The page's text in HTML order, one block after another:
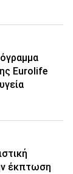
Eurolife
έκπτωση